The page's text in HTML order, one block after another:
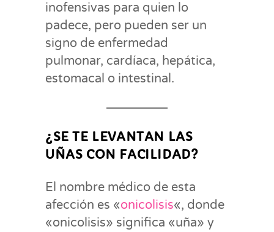
inofensivas para quien lo
padece, pero pueden ser un
signo de enfermedad
pulmonar, cardíaca, hepática,
estomacal o intestinal.
¿SE TE LEVANTAN LAS
UÑAS CON FACILIDAD?
El nombre médico de esta
afección es «onicolisis«, donde
«onicolisis» significa «uña» y